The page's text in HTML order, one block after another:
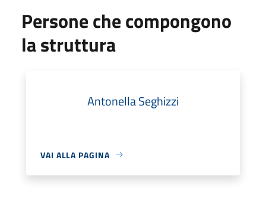
Persone che compongono
la struttura
Antonella Seghizzi
VAI ALLA PAGINA